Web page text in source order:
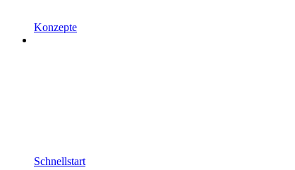
Konzepte
Schnellstart